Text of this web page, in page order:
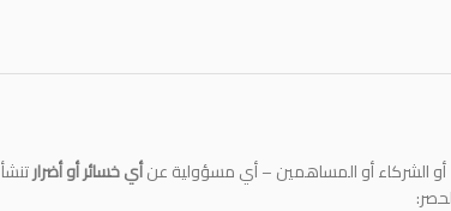
الشركاء أو المساهمين – أي مسؤولية عنأي خسائر أو أضرارتنشأ